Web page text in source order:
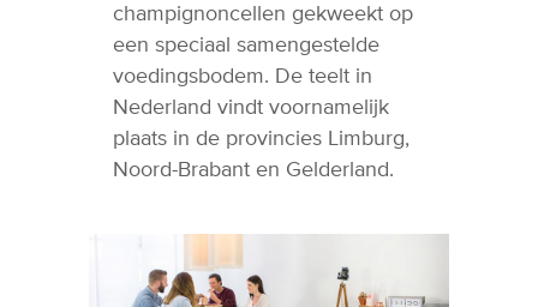
champignoncellen gekweekt op
een speciaal samengestelde
voedingsbodem. De teelt in
Nederland vindt voornamelijk
plaats in de provincies Limburg,
Noord-Brabant en Gelderland.